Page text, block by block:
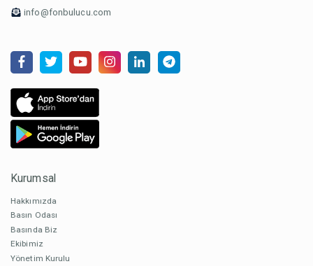
info@fonbulucu.com
Kurumsal
Hakkımızda
Basın Odası
Basında Biz
Ekibimiz
Yönetim Kurulu